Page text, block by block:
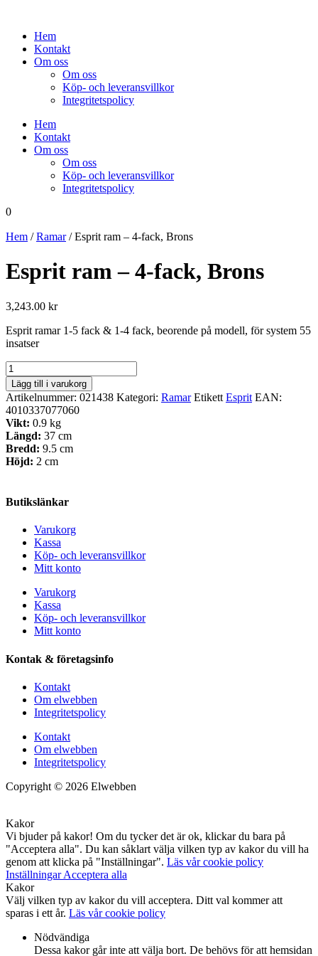
innehållHem
Kontakt
Om oss
Om oss
Köp- och leveransvillkor
Integritetspolicy
Hem
Kontakt
Om oss
Om oss
Köp- och leveransvillkor
Integritetspolicy
0
Hem /Ramar/ Esprit ram – 4-fack, Brons
Esprit ram – 4-fack, Brons
3,243.00 kr
Esprit ramar 1-5 fack & 1-4 fack, beorende på modell, för system 55
insatser
Esprit
ram
-
4-
fack,
Brons
mängd
Lägg till i varukorg
Artikelnummer: 021438 Kategori: Ramar Etikett Esprit EAN:
4010337077060
Vikt: 0.9 kg
Längd: 37 cm
Bredd: 9.5 cm
Höjd: 2 cm
Butikslänkar
Varukorg
Kassa
Köp- och leveransvillkor
Mitt konto
Varukorg
Kassa
Köp- och leveransvillkor
Mitt konto
Kontak & företagsinfo
Kontakt
Om elwebben
Integritetspolicy
Kontakt
Om elwebben
Integritetspolicy
Copyright © 2026 Elwebben
Kakor
Vi bjuder på kakor! Om du tycker det är ok, klickar du bara på
"Acceptera alla". Du kan såklart välja vilken typ av kakor du vill ha
genom att klicka på "Inställningar". Läs vår cookie policy
InställningarAcceptera alla
Kakor
Välj vilken typ av kakor du vill acceptera. Ditt val kommer att
sparas i ett år. Läs vår cookie policy
Nödvändiga
Dessa kakor går inte att välja bort. De behövs för att hemsidan